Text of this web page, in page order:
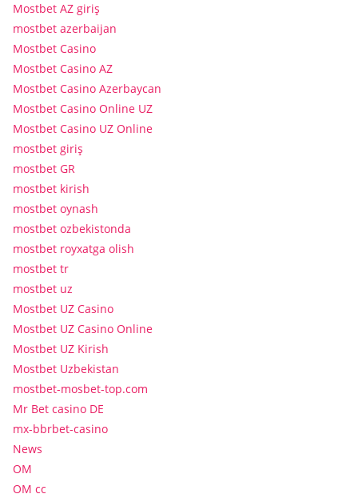
Mostbet AZ giriş
mostbet azerbaijan
Mostbet Casino
Mostbet Casino AZ
Mostbet Casino Azerbaycan
Mostbet Casino Online UZ
Mostbet Casino UZ Online
mostbet giriş
mostbet GR
mostbet kirish
mostbet oynash
mostbet ozbekistonda
mostbet royxatga olish
mostbet tr
mostbet uz
Mostbet UZ Casino
Mostbet UZ Casino Online
Mostbet UZ Kirish
Mostbet Uzbekistan
mostbet-mosbet-top.com
Mr Bet casino DE
mx-bbrbet-casino
News
OM
OM cc